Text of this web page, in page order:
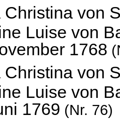
Christina von
Luise von
1768
Christina von
Luise von
1769 (Nr. 76)